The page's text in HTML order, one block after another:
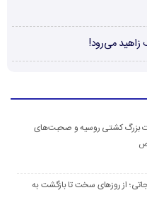
زاهید می‌رود!
بزرگ کشتی روسیه و صحبت‌های
از روزهای سخت تا بازگشت به